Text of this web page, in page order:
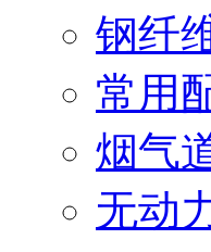
钢纤
常用
烟气
无动